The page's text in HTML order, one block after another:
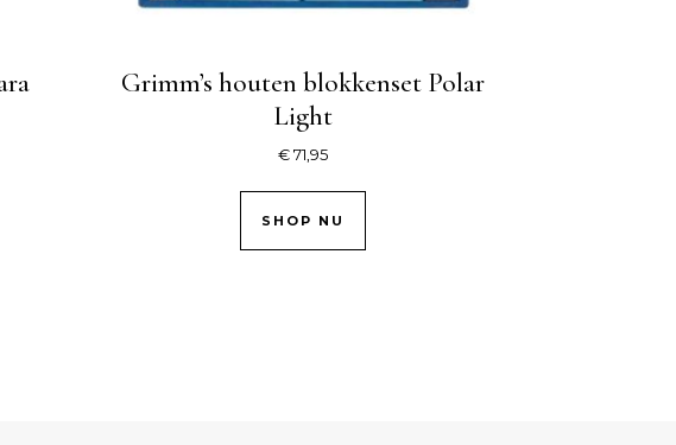
Grimm’s houten blokkenset Polar
Light
€71,95
SHOP NU